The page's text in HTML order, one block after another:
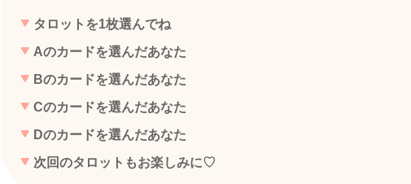
タロットを1枚選んでね
Aのカードを選んだあなた
Bのカードを選んだあなた
Cのカードを選んだあなた
Dのカードを選んだあなた
次回のタロットもお楽しみに♡